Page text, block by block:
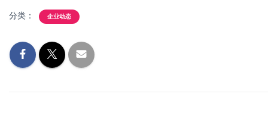
分类： 企业动态